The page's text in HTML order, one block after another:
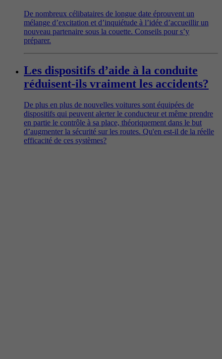
De nombreux célibataires de longue date éprouvent un
mélange d’excitation et d’inquiétude à l’idée d’accueillir un
nouveau partenaire sous la couette. Conseils pour s’y
préparer.
Les dispositifs d’aide à la conduite
réduisent-ils vraiment les accidents?
De plus en plus de nouvelles voitures sont équipées de
dispositifs qui peuvent alerter le conducteur et même prendre
en partie le contrôle à sa place, théoriquement dans le but
d’augmenter la sécurité sur les routes. Qu'en est-il de la réelle
efficacité de ces systèmes?